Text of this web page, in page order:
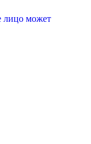
лицо может